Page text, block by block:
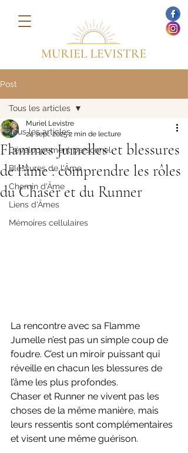
Post
Tous les articles
Développement personnel
Blessures de l'Âme
Chemin d'Âme
Liens d'Âmes
Mémoires cellulaires
Tous les articles
Flammes Jumelles et blessures
de l’âme : comprendre les rôles
du Chaser et du Runner
Muriel Levistre
24 sept. 20252 min de lecture
La rencontre avec sa Flamme
Jumelle n’est pas un simple coup de
foudre. C’est un miroir puissant qui
réveille en chacun les blessures de
l’âme les plus profondes.
Chaser et Runner ne vivent pas les
choses de la même manière, mais
leurs ressentis sont complémentaires
et visent une même guérison.